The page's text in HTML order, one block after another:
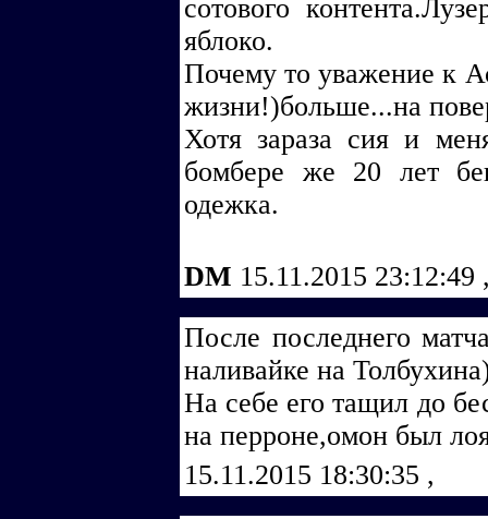
сотового
яблоко.
Почему то уважение к
жизни!)больше...на
Хотя зараза сия и
бомбере же 20 лет
одежка.
DM 15.11.2015 23:12:49
После последнего
наливайке на
На себе его тащил до
на перроне,омон был
15.11.2015 18:30:35 ,